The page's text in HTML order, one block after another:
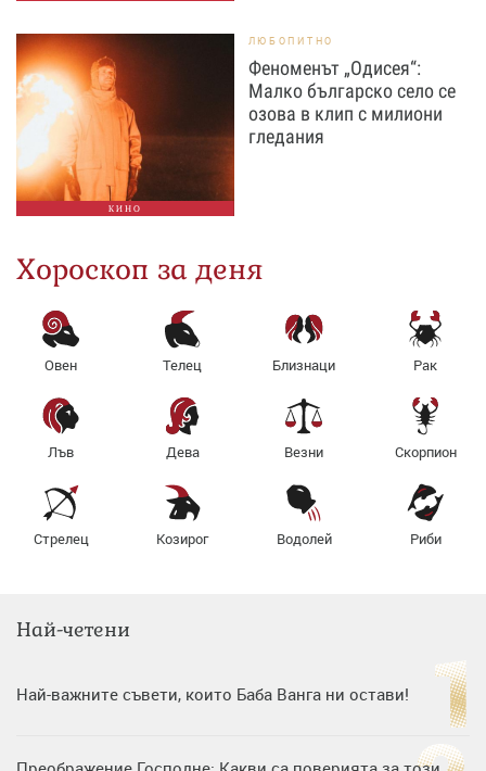
КИНО
ЛЮБОПИТНО
Феноменът „Одисея“:
Малко българско село се
озова в клип с милиони
гледания
Хороскоп за деня
Овен Телец Близнаци Рак
Лъв Дева Везни Скорпион
Стрелец Козирог Водолей Риби
Най-четени
Най-важните съвети, които Баба Ванга ни остави!